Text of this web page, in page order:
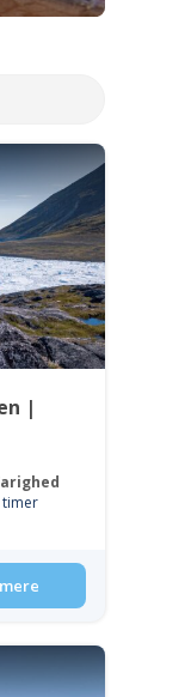
|
timer